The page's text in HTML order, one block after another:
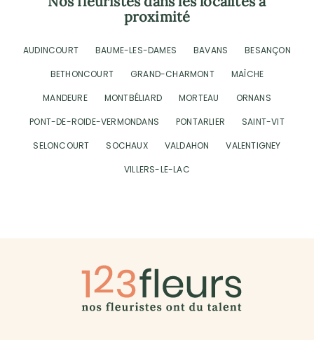
proximité
AUDINCOURT BAUME-LES-DAMES BAVANS
BESANÇON
BETHONCOURT
GRAND-CHARMONT
MAÎCHE
MANDEURE
MONTBÉLIARD MORTEAU
ORNANS
PONT-DE-ROIDE-VERMONDANS
PONTARLIER
SAINT-VIT
SELONCOURT
SOCHAUX VALDAHON
VALENTIGNEY
VILLERS-LE-LAC